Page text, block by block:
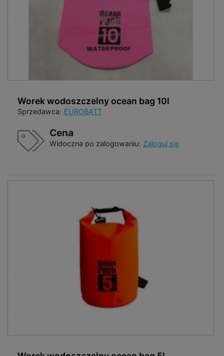
Worek wodoszczelny ocean bag 10l
Sprzedawca: EUROBATT
Cena
Widoczna po zalogowaniu: Zaloguj się